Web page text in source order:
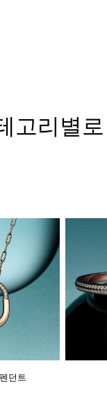
고리별
던트